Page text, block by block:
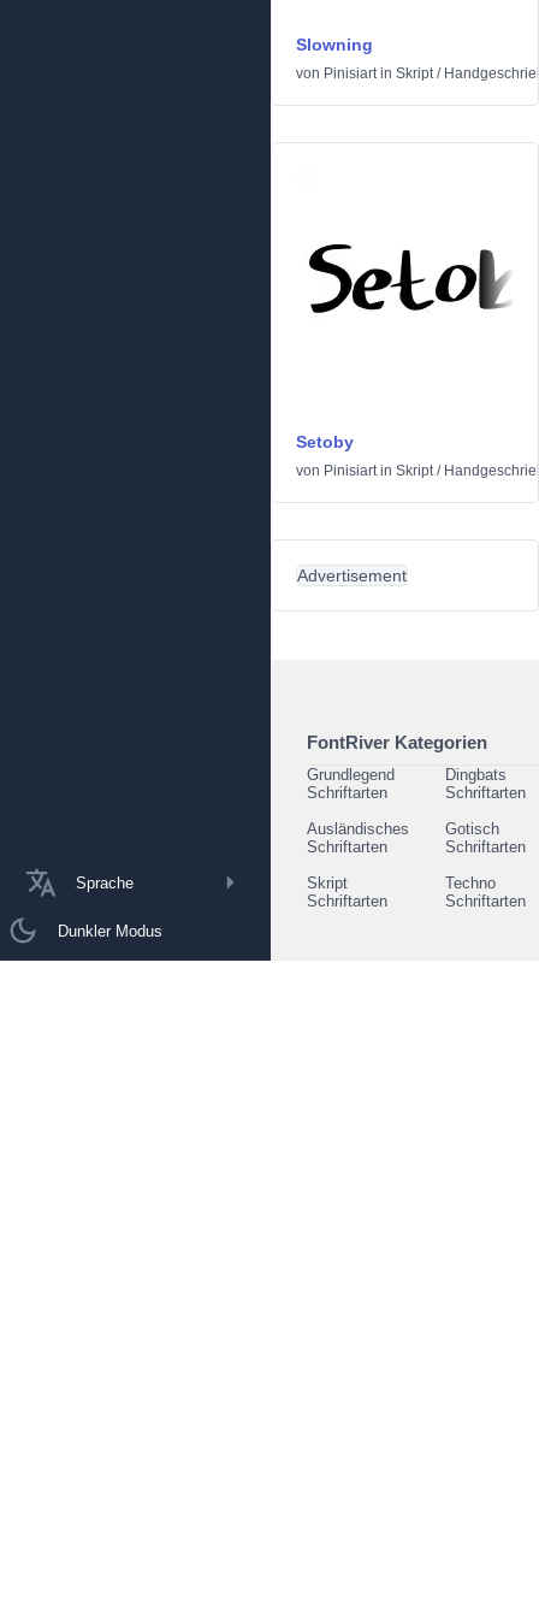
Sprache
Dunkler Modus
Slowning
von Pinisiartin Skript/
Setoby
von Pinisiartin Skript/
Advertisement
FontRiver Kategorien
Grundlegend
Schriftarten
Dingbats
Schriftarten
Ausländisches
Schriftarten
Gotisch
Schriftarten
Skript
Schriftarten
Techno
Schriftarten